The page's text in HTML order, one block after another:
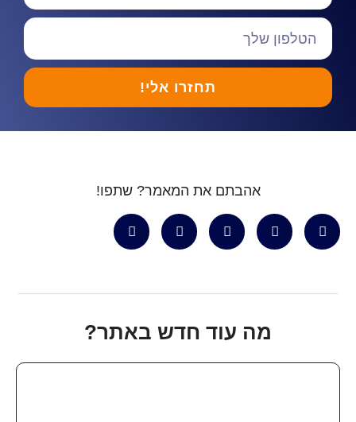
תחזרו אלי!
אהבתם את המאמר? שתפו!
מה עוד חדש באתר?